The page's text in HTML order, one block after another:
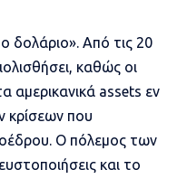
δολάριο». Από τις 20
καθώς οι
αμερικανικά assets εν
κρίσεων που
Ο πόλεμος των
και το